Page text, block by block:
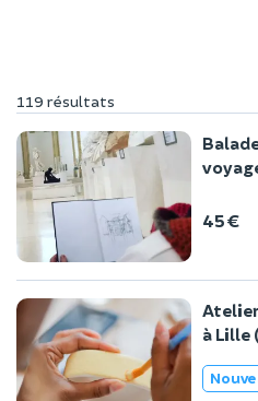
119 résultats
45 €
à Lille